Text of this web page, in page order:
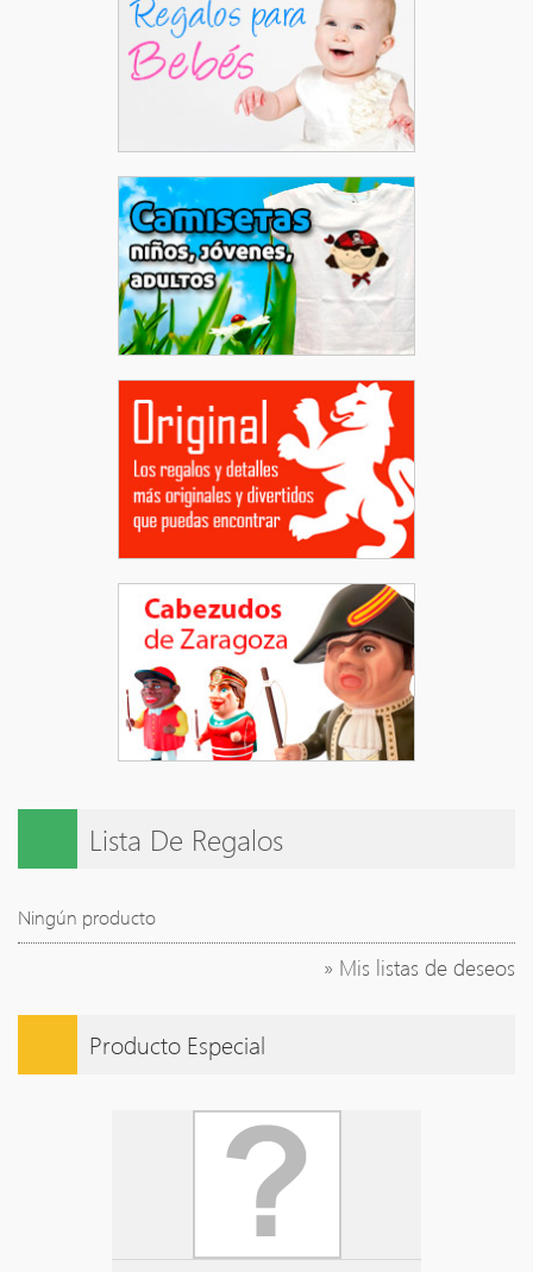
Lista De Regalos
Ningún producto
» Mis listas de deseos
Producto Especial